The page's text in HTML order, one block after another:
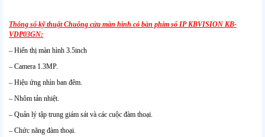
Thông số kỹ thuật Chuông cửa màn hình có bàn phím số IP KBVISION KB-
VDP03GN:
– Hiển thị màn hình 3.5inch
– Camera 1.3MP.
– Hiệu ứng nhìn ban đêm.
– Nhôm tản nhiệt.
– Quản lý tập trung giám sát và các cuộc đàm thoại.
– Chức năng đàm thoại.